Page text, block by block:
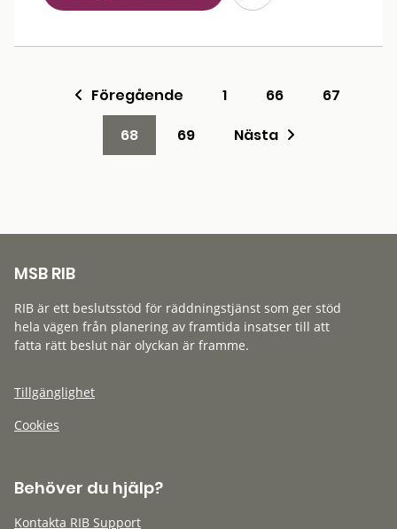
Föregående 1 66
67
68
69 Nästa
MSB RIB
RIB är ett beslutsstöd för räddningstjänst som ger stöd
hela vägen från planering av framtida insatser till att
fatta rätt beslut när olyckan är framme.
Tillgänglighet
Cookies
Behöver du hjälp?
Kontakta RIB Support